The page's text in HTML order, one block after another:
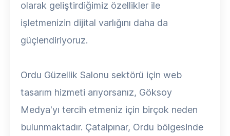
olarak geliştirdiğimiz özellikler ile
işletmenizin dijital varlığını daha da
güçlendiriyoruz.
Ordu Güzellik Salonu sektörü için web
tasarım hizmeti arıyorsanız, Göksoy
Medya'yı tercih etmeniz için birçok neden
bulunmaktadır. Çatalpınar, Ordu bölgesinde